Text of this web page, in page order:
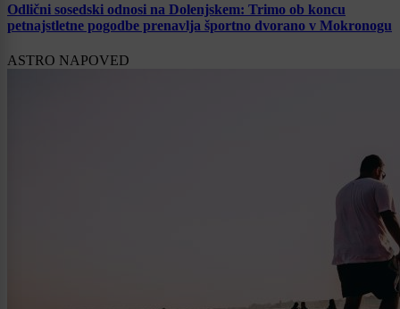
Odlični sosedski odnosi na Dolenjskem: Trimo ob koncu
petnajstletne pogodbe prenavlja športno dvorano v Mokronogu
ASTRO NAPOVED